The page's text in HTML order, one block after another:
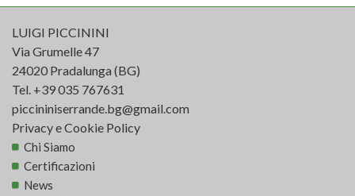
LUIGI PICCININI
Via Grumelle 47
24020 Pradalunga (BG)
Tel. +39 035 767631
piccininiserrande.bg@gmail.com
Privacy e Cookie Policy
Chi Siamo
Certificazioni
News